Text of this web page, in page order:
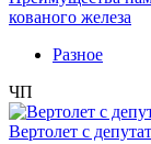
кованого железа
Разное
ЧП
Вертолет с